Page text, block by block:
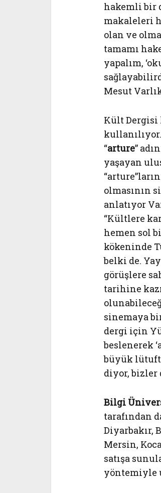
hakemli bir
makaleleri
olan ve
tamamı
yapalım,
Mesut
Kült Dergisi
“arture”
yaşayan
olmasının
anlatıyor
“Kültlere
hemen sol
kökeninde
belki de.
görüşlere
tarihine
sinemaya
dergi için
beslenerek
büyük
diyor, bizler
Bilgi
tarafından
Diyarbakır,
Mersin,
satışa
yöntemiyle